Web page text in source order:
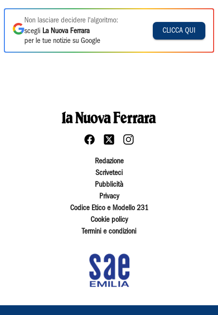
Non lasciare decidere l'algoritmo:
scegli La Nuova Ferrara
per le tue notizie su Google
CLICCA QUI
Redazione
Scriveteci
Pubblicità
Privacy
Codice Etico e Modello 231
Cookie policy
Termini e condizioni